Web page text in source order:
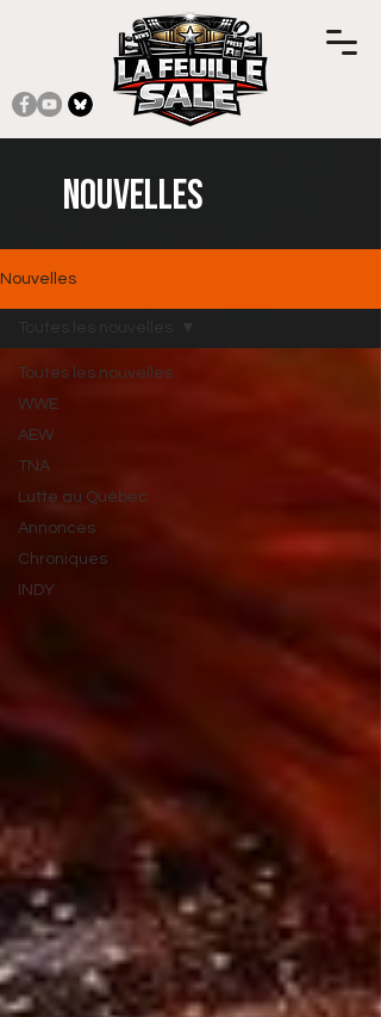
Nouvelles
Nouvelles
Toutes les nouvelles
WWE
AEW
TNA
Lutte au Québec
Annonces
Chroniques
INDY